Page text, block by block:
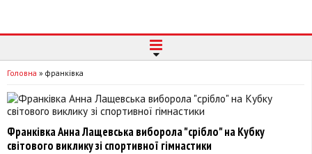
Головна » франківка
Франківка Анна Лащевська виборола "срібло" на Кубку
світового виклику зі спортивної гімнастики